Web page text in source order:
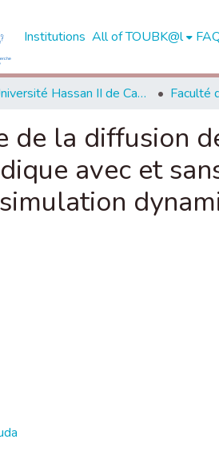
Institutions All of TOUBK@l
Université Hassan II de Casablanca
de la diffusion
avec et